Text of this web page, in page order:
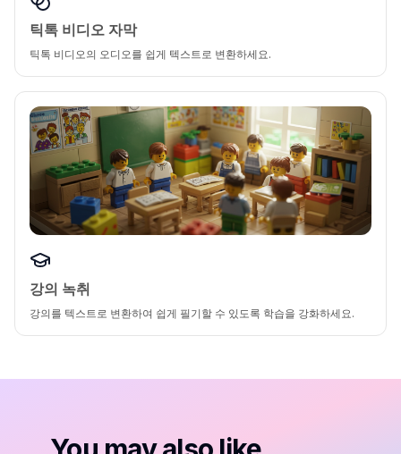
틱톡 비디오 자막
틱톡 비디오의 오디오를 쉽게 텍스트로 변환하세요.
강의 녹취
강의를 텍스트로 변환하여 쉽게 필기할 수 있도록 학습을 강화하세요.